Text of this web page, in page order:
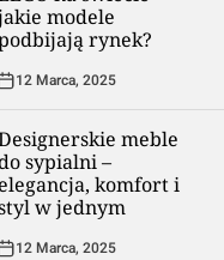
modele
rynek?
12 Marca, 2025
meble
sypialni –
komfort i
w jednym
12 Marca, 2025